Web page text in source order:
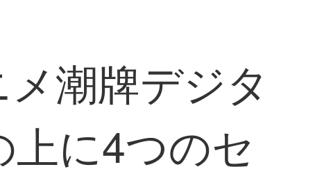
潮牌デジタ
に4つのセ